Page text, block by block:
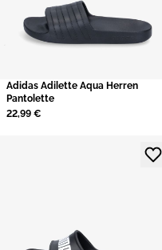
​Adidas Adilette Aqua Herren
Pantolette
22,99 €